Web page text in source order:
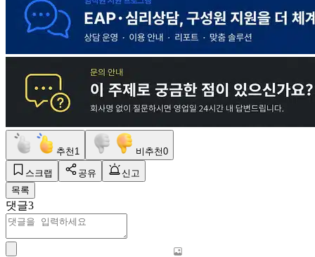
추천 1 비추천0
스크랩 공유
신고
목록
댓글3